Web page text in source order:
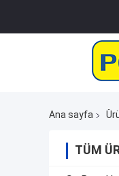
Ana sayfa
TÜM